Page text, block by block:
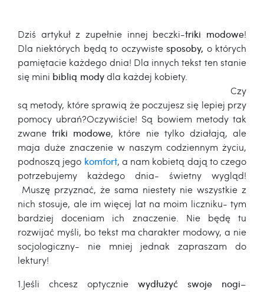
Dziś artykuł z zupełnie innej beczki-triki modowe!
Dla niektórych będą to oczywistesposoby, o których
pamiętacie każdego dnia! Dla innych tekst ten stanie
się mini biblią modydla każdej kobiety.
Czy
są metody, które sprawią że poczujesz się lepiej przy
pomocy ubrań?Oczywiście! Są bowiem metody tak
zwane triki modowe, które nie tylko działają, ale
maja duże znaczenie w naszym codziennym życiu,
podnoszą jego komfort, a nam kobietą dają to czego
potrzebujemy każdego dnia- świetny wygląd!
Muszę przyznać, że sama niestety nie wszystkie z
nich stosuje, ale im więcej lat na moim liczniku- tym
bardziej doceniam ich znaczenie. Nie będę tu
rozwijać myśli, bo tekst ma charakter modowy, a nie
socjologiczny- nie mniej jednak zapraszam do
lektury!
1.Jeśli chcesz optycznie wydłużyć swoje nogi–